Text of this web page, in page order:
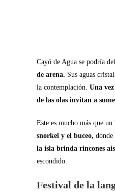
Cayó de Agua se podría
de arena. Sus aguas
la contemplación. Una
de las olas invitan a
Este es mucho más que
snorkel y el buceo, donde
la isla brinda rincones
escondido.
Festival de la